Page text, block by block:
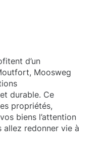
d’un
Moosweg
durable. Ce
propriétés,
biens l’attention
allez redonner vie à